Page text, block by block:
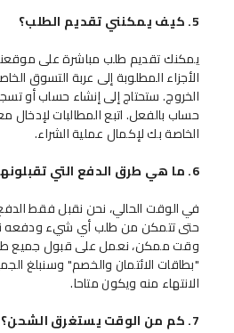
5. كيف يمكنني تقديم الطلب؟
يمكنك تقديم طلب مباشرة على
الأجزاء المطلوبة إلى عربة التسوق
الخروج. ستحتاج إلى إنشاء حساب أو
حساب بالفعل. اتبع المطالبات
الخاصة بك لإكمال عملية الشراء.
6. ما هي طرق الدفع التي تقبلونها؟
في الوقت الحالي، نحن نقبل فقط
حتى تتمكن من طلب أي شيء ودفعه
وقت ممكن، نعمل على قبول جميع
"بطاقات الائتمان والخصم" وسنبلغ
الانتهاء منه ويكون متاحا.
7. كم من الوقت يستغرق الشحن؟